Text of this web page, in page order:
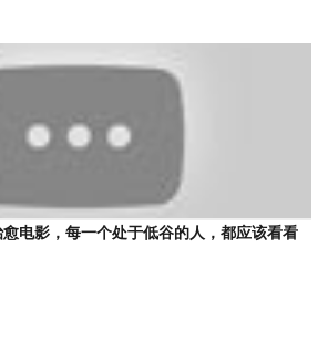
愈电影，每一个处于低谷的人，都应该看看